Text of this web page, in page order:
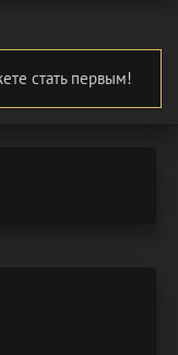
стать первым!